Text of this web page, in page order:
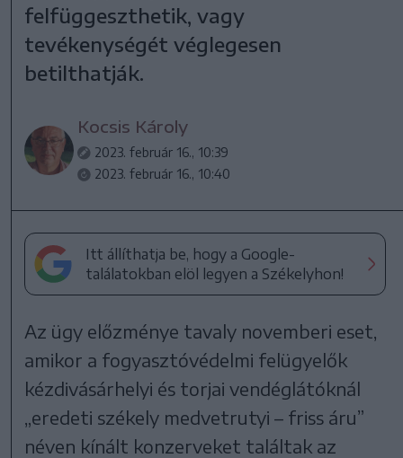
felfüggeszthetik, vagy
tevékenységét véglegesen
betilthatják.
Kocsis Károly
2023. február 16., 10:39
2023. február 16., 10:40
Itt állíthatja be, hogy a Google-
találatokban elöl legyen a Székelyhon!
Az ügy előzménye tavaly novemberi eset,
amikor a fogyasztóvédelmi felügyelők
kézdivásárhelyi és torjai vendéglátóknál
„eredeti székely medvetrutyi – friss áru”
néven kínált konzerveket találtak az